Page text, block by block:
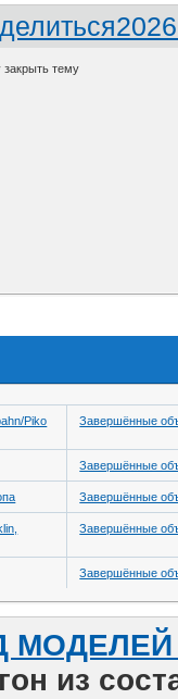
тему
Piko
Завершённые
Завершённые
Завершённые
Завершённые
Завершённые
из